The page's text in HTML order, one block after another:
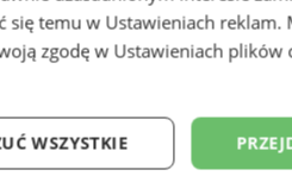
się temu w Ustawieniach reklam.
zgodę w Ustawieniach plików
WSZYSTKIE